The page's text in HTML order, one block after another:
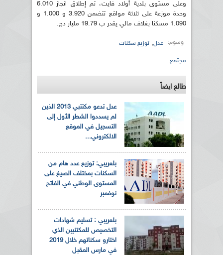
وعلى مستوى بلدية أولاد فايت، تم إطلاق انجاز 6.010
وحدة موزعة على ثلاثة مواقع تتضمن 3.920 و 1.000 و
1.090 مسكنا بغلاف مالي يقدر ب 19.79 مليار دج.
وسوم: عدل, توزيع سكنات
مجتمع
طالع ايضاً
عدل تدعو مكتتبي 2013 الذين
لم يسددوا الشطر الأول إلى
التسجيل في الموقع
الالكتروني...
بلعريبي: توزيع عدد هام من
السكنات بمختلف الصيغ على
المستوى الوطني في الفاتح
نوفمبر
بلعريبي : تسليم شهادات
التخصيص للمكتتبين الذي
اختارو سكناتهم خلال 2019
في مارس المقبل